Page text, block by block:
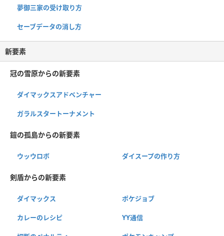
夢御三家の受け取り方
セーブデータの消し方
新要素
冠の雪原からの新要素
ダイマックスアドベンチャー
ガラルスタートーナメント
鎧の孤島からの新要素
ウッウロボ ダイスープの作り方
剣盾からの新要素
ダイマックス ポケジョブ
カレーのレシピ YY通信